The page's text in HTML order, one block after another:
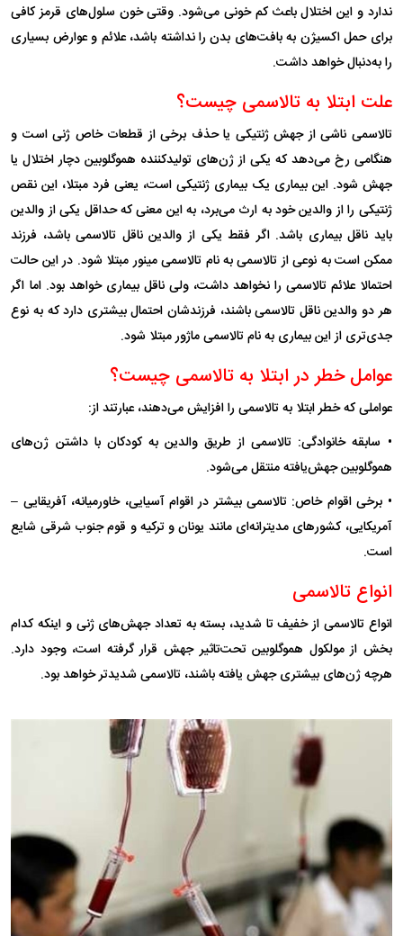
ندارد و این اختلال باعث کم خونی می‌شود. وقتی خون سلول‌های قرمز کافی
برای حمل اکسیژن به بافت‌های بدن را نداشته باشد، علائم و عوارض بسیاری
را به‌دنبال خواهد داشت.
علت ابتلا به تالاسمی چیست؟
تالاسمی ناشی از جهش ژنتیکی یا حذف برخی از قطعات خاص ژنی است و
هنگامی رخ می‌دهد که یکی از ژن‌های تولیدکننده هموگلوبین دچار اختلال یا
جهش شود. این بیماری یک بیماری ژنتیکی است، یعنی فرد مبتلا، این نقص
ژنتیکی را از والدین خود به ارث می‌برد، به این معنی که حداقل یکی از والدین
باید ناقل بیماری باشد. اگر فقط یکی از والدین ناقل تالاسمی باشد، فرزند
ممکن است به نوعی از تالاسمی به نام تالاسمی مینور مبتلا شود. در این حالت
احتمالا علائم تالاسمی را نخواهد داشت، ولی ناقل بیماری خواهد بود. اما اگر
هر دو والدین ناقل تالاسمی باشند، فرزندشان احتمال بیشتری دارد که به نوع
جدی‌تری از این بیماری به نام تالاسمی ماژور مبتلا شود.
عوامل خطر در ابتلا به تالاسمی چیست؟
عواملی که خطر ابتلا به تالاسمی را افزایش می‌دهند، عبارتند از:
• سابقه خانوادگی: تالاسمی از طریق والدین به کودکان با داشتن ژن‌های
هموگلوبین جهش‌یافته منتقل می‌شود.
• برخی اقوام خاص: تالاسمی بیشتر در اقوام آسیایی، خاورمیانه، آفریقایی –
آمریکایی، کشور‌های مدیترانه‌ای مانند یونان و ترکیه و قوم جنوب شرقی شایع
است.
انواع تالاسمی
انواع تالاسمی از خفیف تا شدید، بسته به تعداد جهش‌های ژنی و اینکه کدام
بخش از مولکول هموگلوبین تحت‌تاثیر جهش قرار گرفته است، وجود دارد.
هرچه ژن‌های بیشتری جهش یافته باشند، تالاسمی شدیدتر خواهد بود.